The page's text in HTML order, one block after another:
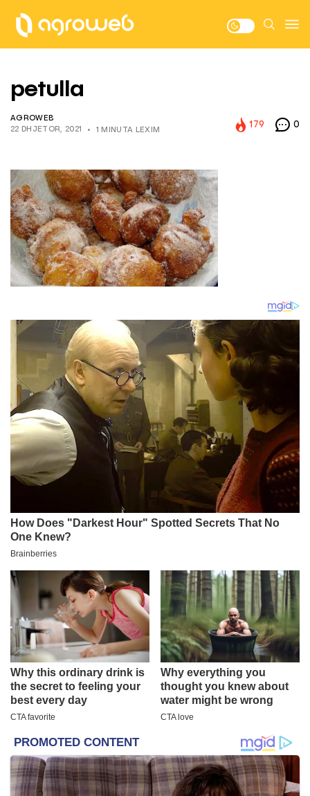
petulla
AGROWEB
22 DHJETOR, 2021
1 MINUTA LEXIM
179 0